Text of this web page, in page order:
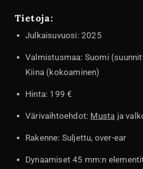
Tietoja:
Julkaisuvuosi: 2025
Valmistusmaa: Suomi
Kiina (kokoaminen)
Hinta: 199 €
Värivaihtoehdot: Musta ja
Rakenne: Suljettu, over-ear
Dynaamiset 45 mm:n